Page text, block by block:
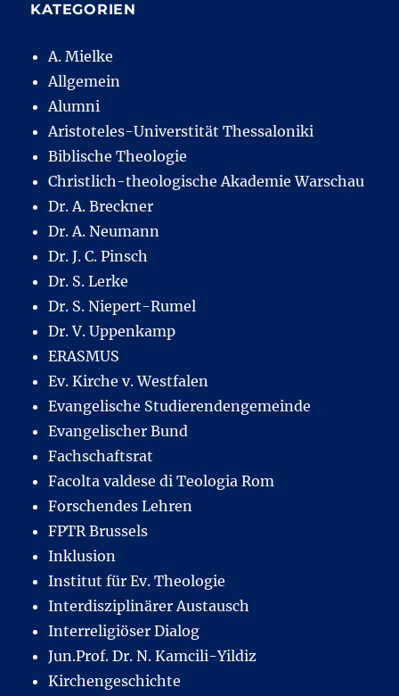
KATEGORIEN
A. Mielke
Allgemein
Alumni
Aristoteles-Universtität Thessaloniki
Biblische Theologie
Christlich-theologische Akademie Warschau
Dr. A. Breckner
Dr. A. Neumann
Dr. J. C. Pinsch
Dr. S. Lerke
Dr. S. Niepert-Rumel
Dr. V. Uppenkamp
ERASMUS
Ev. Kirche v. Westfalen
Evangelische Studierendengemeinde
Evangelischer Bund
Fachschaftsrat
Facolta valdese di Teologia Rom
Forschendes Lehren
FPTR Brussels
Inklusion
Institut für Ev. Theologie
Interdisziplinärer Austausch
Interreligiöser Dialog
Jun.Prof. Dr. N. Kamcili-Yildiz
Kirchengeschichte